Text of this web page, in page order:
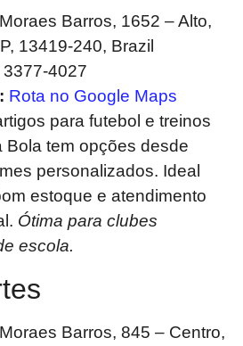
Barros, 1652 – Alto,
13419-240, Brazil
3377-4027
Rota no Google Maps
para futebol e treinos
Bola tem opções desde
personalizados. Ideal
estoque e atendimento
Ótima para clubes
escola.
Barros, 845 – Centro,